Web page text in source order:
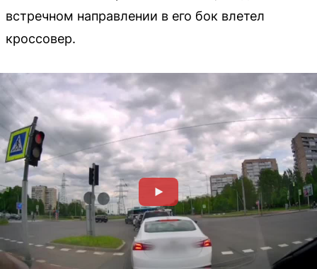
встречном направлении в его бок влетел
кроссовер.